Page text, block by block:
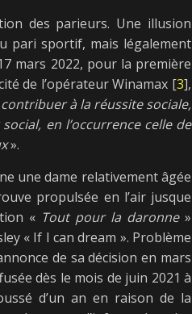
des parieurs. Une illusion
pari sportif, mais légalement
mars 2022, pour la première
de l’opérateur Winamax [3],
à la réussite sociale,
en l’occurrence celle de
».
une dame relativement âgée
propulsée en l’air jusque
« Tout pour la daronne»
« If I can dream ». Problème
de sa décision en mars
dès le mois de juin 2021 à
d’un an en raison de la